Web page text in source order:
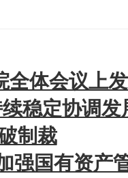
全体会议上
稳定协调
制裁
强国有资产